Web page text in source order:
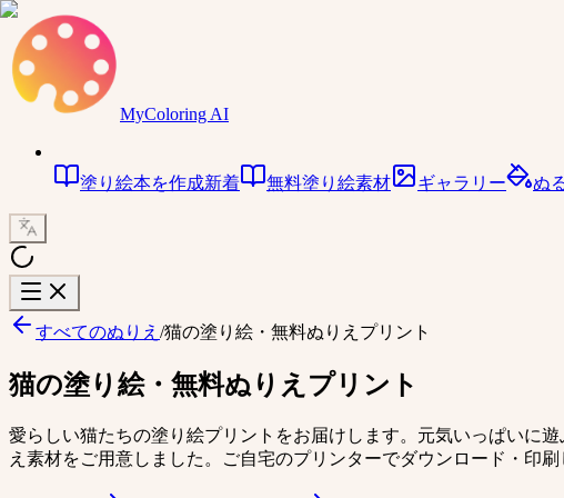
MyColoring AI
塗り絵本を作成新着 無料塗り絵素材 ギャラリー ぬ
すべてのぬりえ /猫の塗り絵・無料ぬりえプリント
猫の塗り絵・無料ぬりえプリント
愛らしい猫たちの塗り絵プリントをお届けします。元気いっぱいに
え素材をご用意しました。ご自宅のプリンターでダウンロード・印